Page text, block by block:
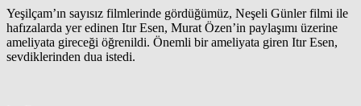
Yeşilçam’ın sayısız filmlerinde gördüğümüz, Neşeli Günler filmi ile
hafızalarda yer edinen Itır Esen, Murat Özen’in paylaşımı üzerine
ameliyata gireceği öğrenildi. Önemli bir ameliyata giren Itır Esen,
sevdiklerinden dua istedi.